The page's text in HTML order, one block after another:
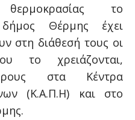
το
Θέρμης έχει
στη διάθεσή τους οι
το χρειάζονται,
στα Κέντρα
(Κ.Α.Π.Η) και στο